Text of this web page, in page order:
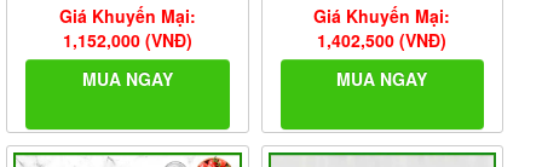
Giá Khuyến Mại:
1,152,000 (VNĐ)
MUA NGAY
Giá Khuyến Mại:
1,402,500 (VNĐ)
MUA NGAY